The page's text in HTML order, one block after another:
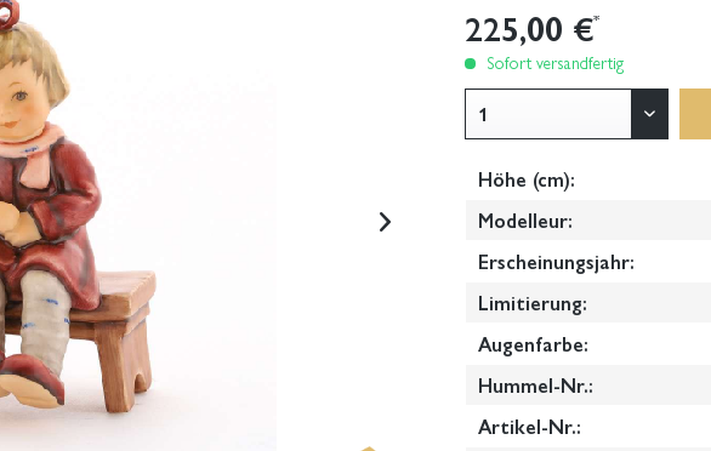
225,00 €*
Sofort versandfertig
Höhe (cm):
Modelleur:
Erscheinungsjahr:
Limitierung:
Augenfarbe:
Hummel-Nr.:
Artikel-Nr.: